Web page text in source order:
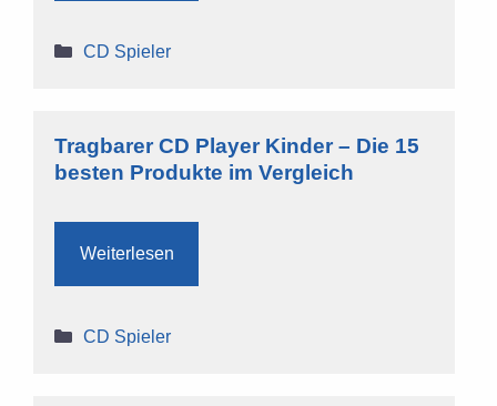
Kategorien
CD Spieler
Tragbarer CD Player Kinder – Die 15
besten Produkte im Vergleich
Weiterlesen
Kategorien
CD Spieler